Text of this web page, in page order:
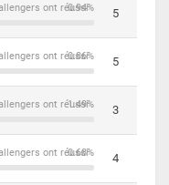
0.94%
ont réussi 5
0.86%
ont réussi 5
1.49%
ont réussi 3
0.68%
ont réussi 4